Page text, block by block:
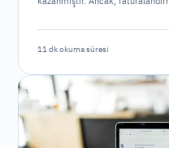
11 dk okuma süresi